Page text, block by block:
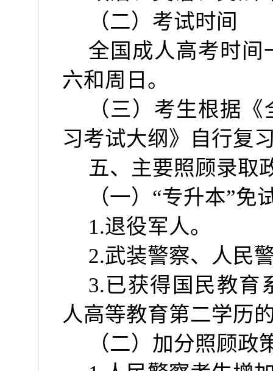
（二）考试时间
全国成人高考时间
六和周日。
（三）考生根据
习考试大纲》自行复
五、主要照顾录取
（一）“专升本”免
1.退役军人。
2.武装警察、人民
3.已获得国民教育
人高等教育第二学历
（二）加分照顾政